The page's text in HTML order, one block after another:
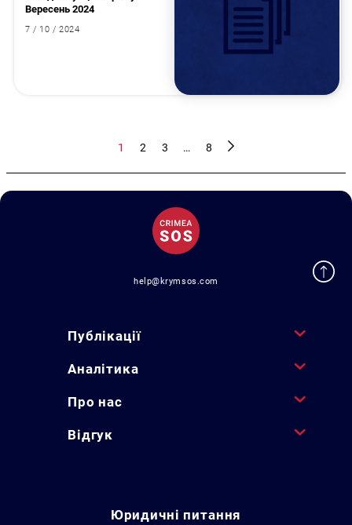
Вересень 2024
7 / 10 / 2024
1 2 3 … 8
help@krymsos.com
Публікації
Аналітика
Про нас
Відгук
Юридичні питання